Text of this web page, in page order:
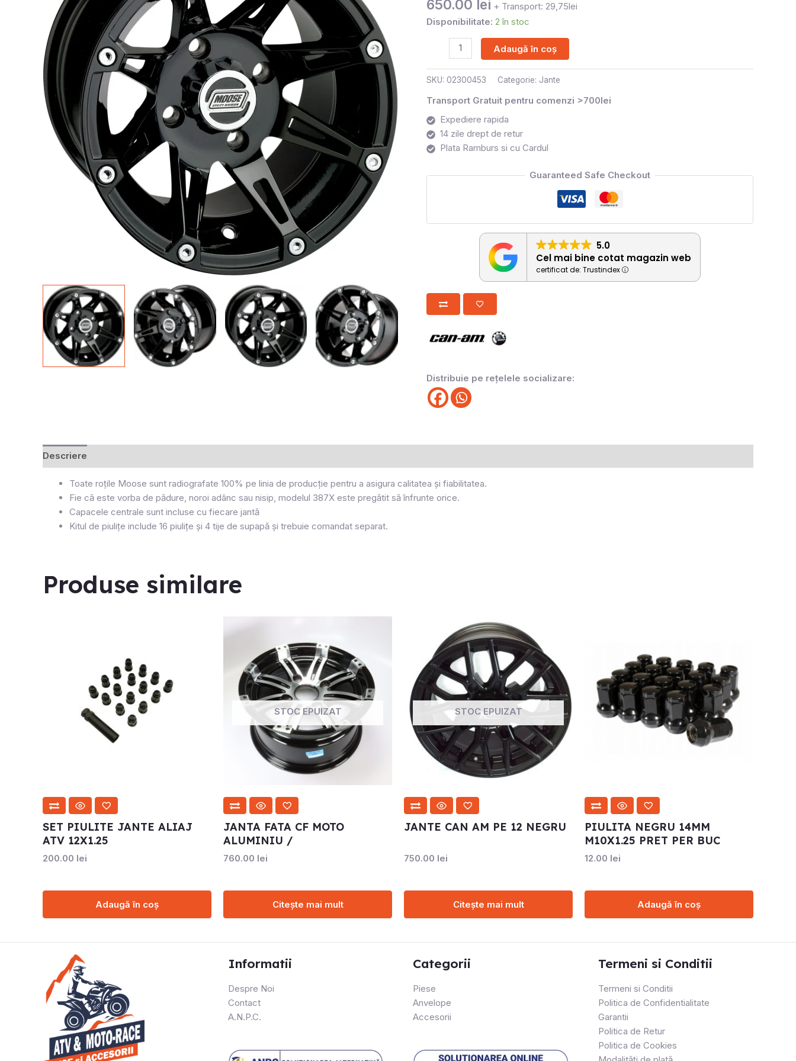
650.00 lei + Transport: 29,75lei
Disponibilitate: 2 în stoc
12X8
4/136
Adaugă în coș
SKU: 02300453 Categorie: Jante
Transport Gratuit pentru comenzi >700lei
Expediere rapida
14 zile drept de retur
Plata Ramburs si cu Cardul
Guaranteed Safe Checkout
5.0
Cel mai bine cotat magazin web
certificat de: Trustindex
Distribuie pe rețelele socializare:
Descriere
Toate roțile Moose sunt radiografate 100% pe linia de producție pentru a asigura calitatea și fiabilitatea.
Fie că este vorba de pădure, noroi adânc sau nisip, modelul 387X este pregătit să înfrunte orice.
Capacele centrale sunt incluse cu fiecare jantă
Kitul de piulițe include 16 piulițe și 4 tije de supapă și trebuie comandat separat.
Produse similare
SET PIULITE JANTE ALIAJ
ATV 12X1.25
200.00 lei
Adaugă în coș
STOC EPUIZAT
JANTA FATA CF MOTO
ALUMINIU /
760.00 lei
Citește mai mult
STOC EPUIZAT
JANTE CAN AM PE 12 NEGRU
750.00 lei
Citește mai mult
PIULITA NEGRU 14MM
M10X1.25 PRET PER BUC
12.00 lei
Adaugă în coș
Informatii
Despre Noi
Contact
A.N.P.C.
Categorii
Piese
Anvelope
Accesorii
Termeni si Conditii
Termeni si Conditii
Politica de Confidentialitate
Garantii
Politica de Retur
Politica de Cookies